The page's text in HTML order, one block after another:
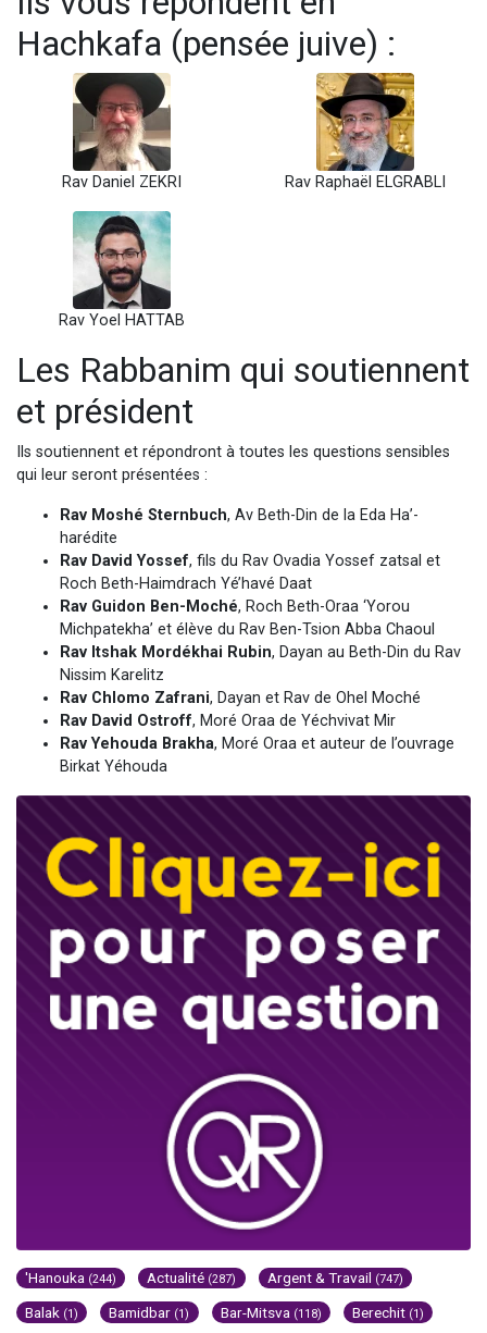
Hachkafa (pensée juive) :
Rav Daniel ZEKRI Rav Raphaël ELGRABLI
Rav Yoel HATTAB
Les Rabbanim qui soutiennent
et président
Ils soutiennent et répondront à toutes les questions sensibles
qui leur seront présentées :
Rav Moshé Sternbuch, Av Beth-Din de la Eda Ha’-
harédite
Rav David Yossef, fils du Rav Ovadia Yossef zatsal et
Roch Beth-Haimdrach Yé’havé Daat
Rav Guidon Ben-Moché, Roch Beth-Oraa ‘Yorou
Michpatekha’ et élève du Rav Ben-Tsion Abba Chaoul
Rav Itshak Mordékhai Rubin, Dayan au Beth-Din du Rav
Nissim Karelitz
Rav Chlomo Zafrani, Dayan et Rav de Ohel Moché
Rav David Ostroff, Moré Oraa de Yéchvivat Mir
Rav Yehouda Brakha, Moré Oraa et auteur de l’ouvrage
Birkat Yéhouda
'Hanouka (244) Actualité (287) Argent & Travail (747)
Balak (1) Bamidbar (1) Bar-Mitsva (118) Berechit (1)